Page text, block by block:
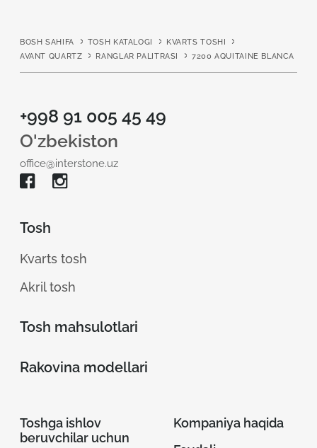
BOSH SAHIFA TOSH KATALOGI
KVARTS TOSHI
AVANT QUARTZ
RANGLAR PALITRASI 7200 AQUITAINE BLANCA
+998 91 005 45 49
O'zbekiston
office@interstone.uz
Tosh
Kvarts tosh
Akril tosh
Tosh mahsulotlari
Rakovina modellari
Toshga ishlov
beruvchilar uchun
Kompaniya haqida